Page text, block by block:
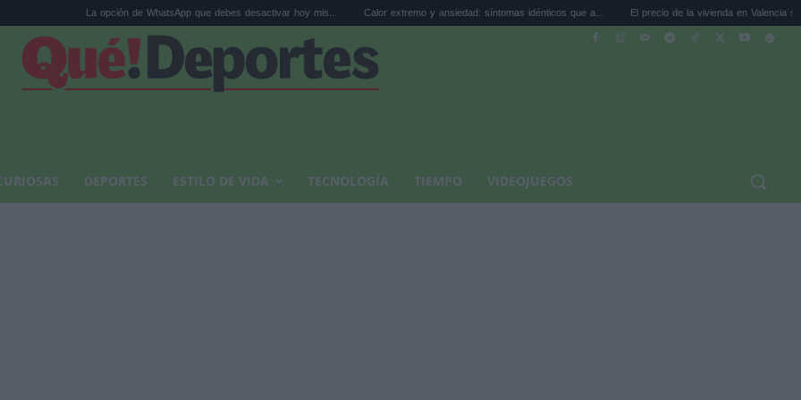
La opción de WhatsApp que debes desactivar hoy mis... Calor extremo y ansiedad: síntomas idénticos que a... El precio de la vivienda en Valencia sube a 3.485 ...
DEPORTES ESTILO DE VIDA TECNOLOGÍA TIEMPO VIDEOJUEGOS